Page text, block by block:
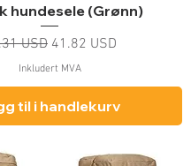
hundesele (Grønn)
pris
USD Salgspris
41.82 USD
Inkludert MVA
til i handlekurv